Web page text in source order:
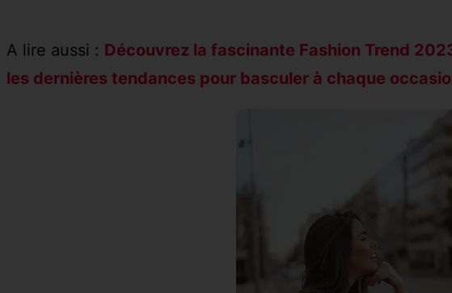
A lire aussi : Découvrez la fascinante Fashion Trend
les dernières tendances pour basculer à chaque